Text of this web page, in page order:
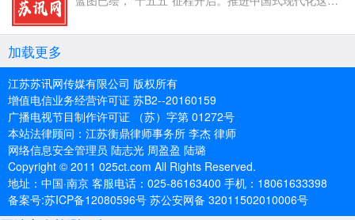
加载更多
江苏苏讯网传媒有限公司 版权所有
增值电信业务经营许可证 苏B2--20160159
广播电视节目制作许可证 （苏）字第 01272号
本站法律顾问：江苏衡鼎律师事务所 李杰 律师
网络信息安全管理员 陆志光 周盈盈 陆璐
Copyright © 2011 025ct.com All Rights Reserved.
地址：中国·南京 客服电话：025-86163400 手机：18061633398
备案号:苏ICP备12080596号 苏公安网备 32011502010006号